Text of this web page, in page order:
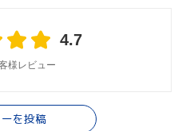
4.7
様レビュー
を投稿